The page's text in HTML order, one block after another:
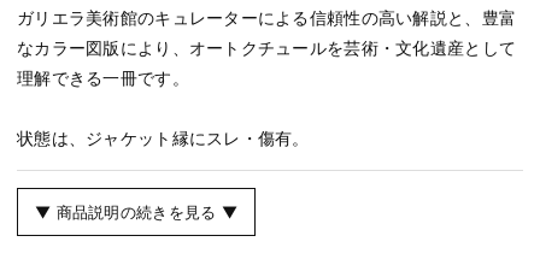
ガリエラ美術館のキュレーターによる信頼性の高い解説と、豊富
なカラー図版により、オートクチュールを芸術・文化遺産として
理解できる一冊です。
状態は、ジャケット縁にスレ・傷有。
▼ 商品説明の続きを見る ▼